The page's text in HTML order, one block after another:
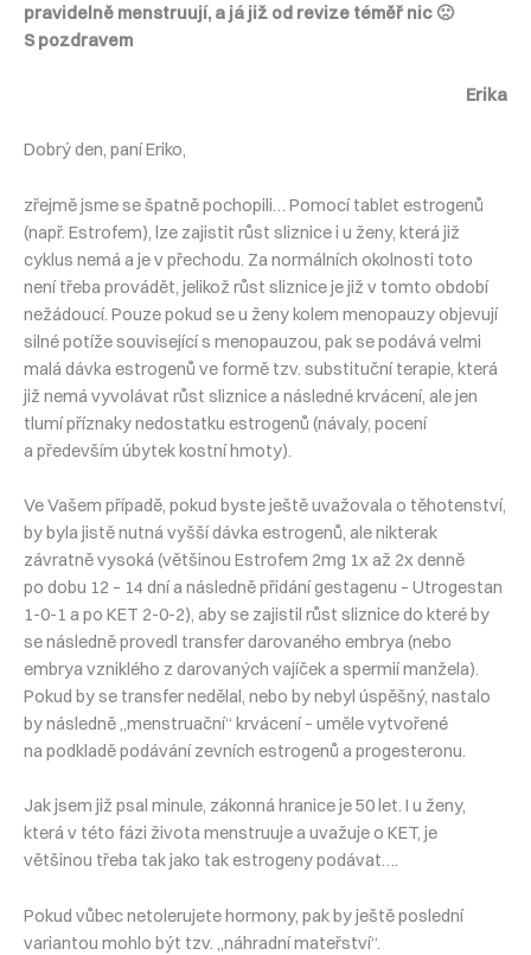
pravidelně menstruují, a já již od revize téměř nic 🙁
S pozdravem
Erika
Dobrý den, paní Eriko,
zřejmě jsme se špatně pochopili… Pomocí tablet estrogenů
(např. Estrofem), lze zajistit růst sliznice i u ženy, která již
cyklus nemá a je v přechodu. Za normálních okolnosti toto
není třeba provádět, jelikož růst sliznice je již v tomto období
nežádoucí. Pouze pokud se u ženy kolem menopauzy objevují
silné potíže související s menopauzou, pak se podává velmi
malá dávka estrogenů ve formě tzv. substituční terapie, která
již nemá vyvolávat růst sliznice a následné krvácení, ale jen
tlumí příznaky nedostatku estrogenů (návaly, pocení
a především úbytek kostní hmoty).
Ve Vašem případě, pokud byste ještě uvažovala o těhotenství,
by byla jistě nutná vyšší dávka estrogenů, ale nikterak
závratně vysoká (většinou Estrofem 2mg 1x až 2x denně
po dobu 12 – 14 dní a následně přidání gestagenu – Utrogestan
1-0-1 a po KET 2-0-2), aby se zajistil růst sliznice do které by
se následně provedl transfer darovaného embrya (nebo
embrya vzniklého z darovaných vajíček a spermií manžela).
Pokud by se transfer nedělal, nebo by nebyl úspěšný, nastalo
by následně „menstruační“ krvácení – uměle vytvořené
na podkladě podávání zevních estrogenů a progesteronu.
Jak jsem již psal minule, zákonná hranice je 50 let. I u ženy,
která v této fázi života menstruuje a uvažuje o KET, je
většinou třeba tak jako tak estrogeny podávat….
Pokud vůbec netolerujete hormony, pak by ještě poslední
variantou mohlo být tzv. „náhradní mateřství“.